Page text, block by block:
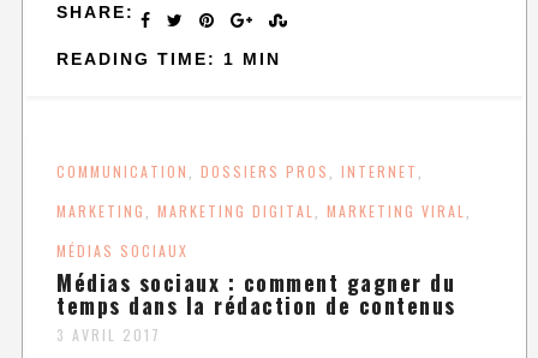
SHARE:
READING TIME: 1 MIN
COMMUNICATION , DOSSIERS PROS , INTERNET ,
MARKETING , MARKETING DIGITAL , MARKETING VIRAL ,
MÉDIAS SOCIAUX
Médias sociaux : comment gagner du
temps dans la rédaction de contenus
3 AVRIL 2017